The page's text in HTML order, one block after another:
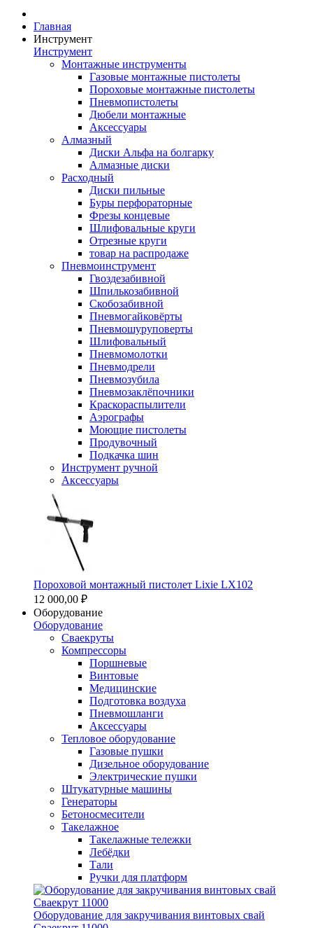
Главная
Инструмент
Инструмент
Монтажные инструменты
Газовые монтажные пистолеты
Пороховые монтажные пистолеты
Пневмопистолеты
Дюбели монтажные
Аксессуары
Алмазный
Диски Альфа на болгарку
Алмазные диски
Расходный
Диски пильные
Буры перфораторные
Фрезы концевые
Шлифовальные круги
Отрезные круги
товар на распродаже
Пневмоинструмент
Гвоздезабивной
Шпилькозабивной
Скобозабивной
Пневмогайковёрты
Пневмошуруповерты
Шлифовальный
Пневмомолотки
Пневмодрели
Пневмозубила
Пневмозаклёпочники
Краскораспылители
Аэрографы
Моющие пистолеты
Продувочный
Подкачка шин
Инструмент ручной
Аксессуары
Пороховой монтажный пистолет Lixie LX102
12 000,00 ₽
Оборудование
Оборудование
Сваекруты
Компрессоры
Поршневые
Винтовые
Медицинские
Подготовка воздуха
Пневмошланги
Аксессуары
Тепловое оборудование
Газовые пушки
Дизельное оборудование
Электрические пушки
Штукатурные машины
Генераторы
Бетоносмесители
Такелажное
Такелажные тележки
Лебёдки
Тали
Ручки для платформ
Оборудование для закручивания винтовых свай